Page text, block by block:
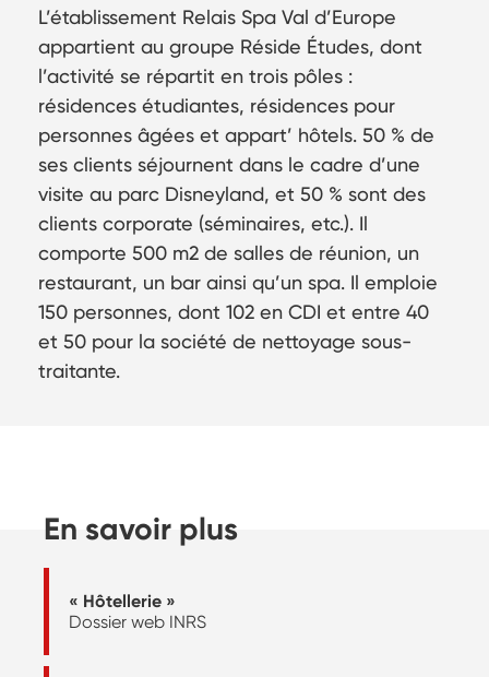
L’établissement Relais Spa Val d’Europe
appartient au groupe Réside Études, dont
l’activité se répartit en trois pôles :
résidences étudiantes, résidences pour
personnes âgées et appart’ hôtels. 50 % de
ses clients séjournent dans le cadre d’une
visite au parc Disneyland, et 50 % sont des
clients corporate (séminaires, etc.). Il
comporte 500 m2 de salles de réunion, un
restaurant, un bar ainsi qu’un spa. Il emploie
150 personnes, dont 102 en CDI et entre 40
et 50 pour la société de nettoyage sous-
traitante.
En savoir plus
« Hôtellerie »
Dossier web INRS